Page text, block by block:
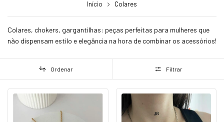
Início Colares
Colares, chokers, gargantilhas: peças perfeitas para mulheres que
não dispensam estilo e elegância na hora de combinar os acessórios!
Ordenar Filtrar